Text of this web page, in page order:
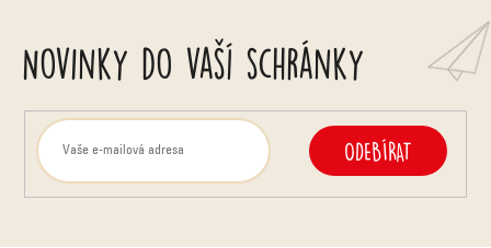
Novinky do vaší schránky
ODEBÍRAT